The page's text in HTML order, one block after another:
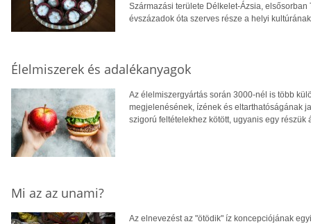
Származási területe Délkelet-Ázsia,
évszázadok óta szerves része a helyi
Élelmiszerek és adalékanyagok
Az élelmiszergyártás során 3000-nél is több
megjelenésének, ízének és eltarthatóságának
szigorú feltételekhez kötött, ugyanis egy részük
Mi az az unami?
Az elnevezést az "ötödik" íz koncepciójának